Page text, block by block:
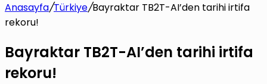
Anasayfa/Türkiye/Bayraktar TB2T-AI’den tarihi irtifa
rekoru!
Bayraktar TB2T-AI’den tarihi irtifa
rekoru!